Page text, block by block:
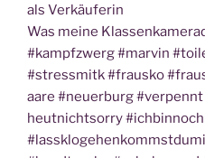
als Verkäuferin
Was mei­ne
#kampf­zwerg #mar­vin
#stress­mitk #frausko
aa­re #neu­erburg
heut­nicht­sor­ry